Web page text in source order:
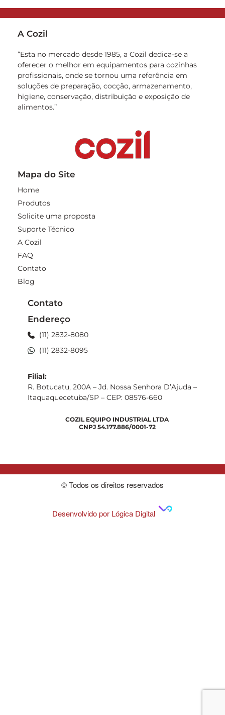
A Cozil
“Esta no mercado desde 1985, a Cozil dedica-se a
oferecer o melhor em equipamentos para cozinhas
profissionais, onde se tornou uma referência em
soluções de preparação, cocção, armazenamento,
higiene, conservação, distribuição e exposição de
alimentos.”
Mapa do Site
Home
Produtos
Solicite uma proposta
Suporte Técnico
A Cozil
FAQ
Contato
Blog
Contato
Endereço
(11) 2832-8080
(11) 2832-8095
Filial:
R. Botucatu, 200A – Jd. Nossa Senhora D’Ajuda –
Itaquaquecetuba/SP – CEP: 08576-660
COZIL EQUIPO INDUSTRIAL LTDA
CNPJ 54.177.886/0001-72
© Todos os direitos reservados
Desenvolvido por Lógica Digital